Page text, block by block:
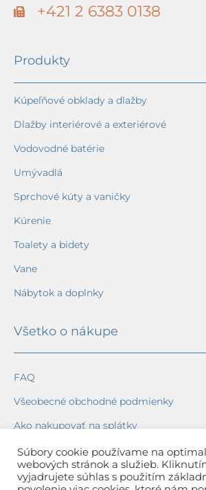
+421 2 6383 0138
Produkty
Kúpeľňové obklady a dlažby
Dlažby interiérové a exteriérové
Vodovodné batérie
Umývadlá
Sprchové kúty a vaničky
Kúrenie
Toalety a bidety
Vane
Nábytok a doplnky
Všetko o nákupe
FAQ
Všeobecné obchodné podmienky
Ako nakupovať na splátky
Ochrana osobných údajov
Reklamačný poriadok
Súbory cookie používame na
webových stránok a služieb.
vyjadrujete súhlas s použitím